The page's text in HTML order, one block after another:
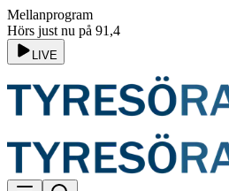
Mellanprogram
Hörs just nu på 91,4
LIVE